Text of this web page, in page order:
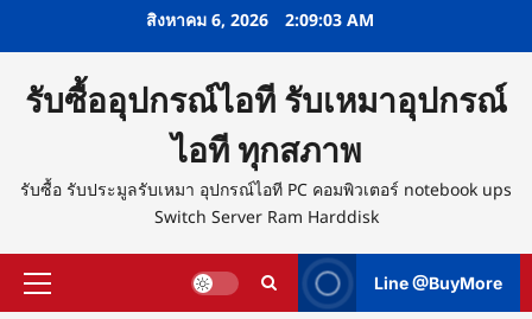
สิงหาคม 6, 2026 2:09:04 AM
รับซื้ออุปกรณ์ไอที รับเหมาอุปกรณ์
ไอที ทุกสภาพ
รับซื้อ รับประมูลรับเหมา อุปกรณ์ไอที PC คอมพิวเตอร์ notebook ups
Switch Server Ram Harddisk
Primary
Line @BuyMore